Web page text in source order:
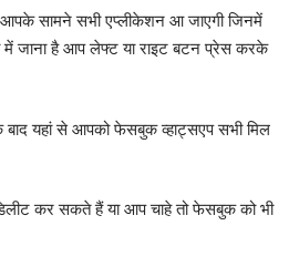
सामने सभी एप्लीकेशन आ जाएगी जिनमें
में जाना है आप लेफ्ट या राइट बटन प्रेस करके
यहां से आपको फेसबुक व्हाट्सएप सभी मिल
कर सकते हैं या आप चाहे तो फेसबुक को भी